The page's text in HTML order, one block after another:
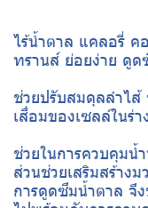
ไร้น้ำตาล แคลอรี่ ค
ทรานส์ ย่อยง่าย ดูด
ช่วยปรับสมดุลลำไส้
เสื่อมของเซลล์ในร่
ช่วยในการควบคุม
ส่วนช่วยเสริมสร้าง
การดูดซึมน้ำตาล จึง